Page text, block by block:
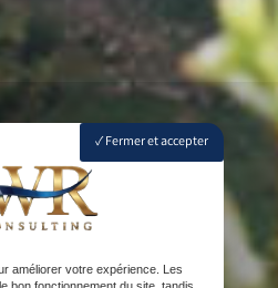
Fermer et accepter
améliorer votre expérience. Les
bon fonctionnement du site, tandis